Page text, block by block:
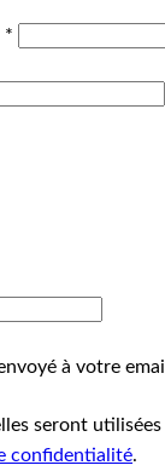
*
à votre
seront
confidentialité.